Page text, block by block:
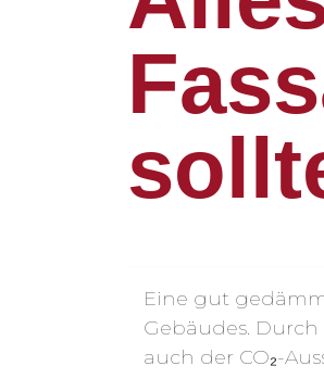
Eine gut
Gebäudes.
auch der CO₂-